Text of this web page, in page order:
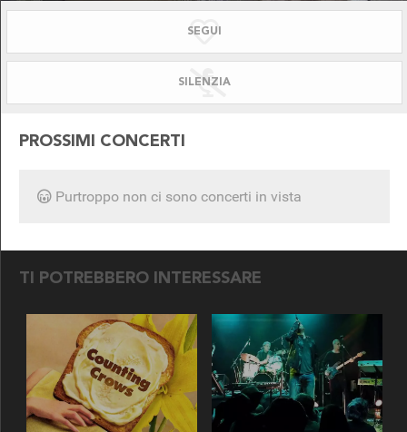
SEGUI
SILENZIA
PROSSIMI CONCERTI
Purtroppo non ci sono concerti in vista
TI POTREBBERO INTERESSARE
SEGUICI SU